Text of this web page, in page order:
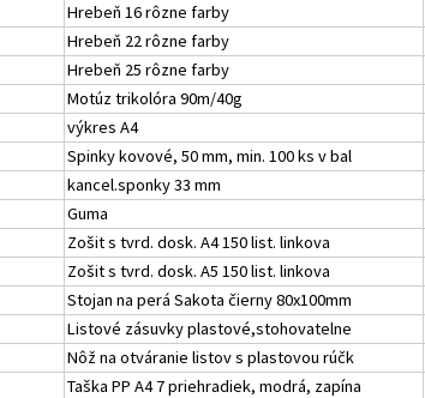
Hrebeň 16 rôzne farby
Hrebeň 22 rôzne farby
Hrebeň 25 rôzne farby
Motúz trikolóra 90m/40g
výkres A4
Spinky kovové, 50 mm, min. 100 ks v bal
kancel.sponky 33 mm
Guma
Zošit s tvrd. dosk. A4 150 list. linkova
Zošit s tvrd. dosk. A5 150 list. linkova
Stojan na perá Sakota čierny 80x100mm
Listové zásuvky plastové,stohovatelne
Nôž na otváranie listov s plastovou rúčk
Taška PP A4 7 priehradiek, modrá, zapína